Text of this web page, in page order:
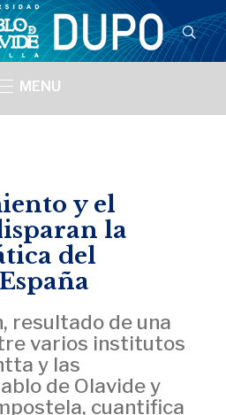
MENU
y el
la
del
resultado de una
varios institutos
y las
de Olavide y
cuantifica